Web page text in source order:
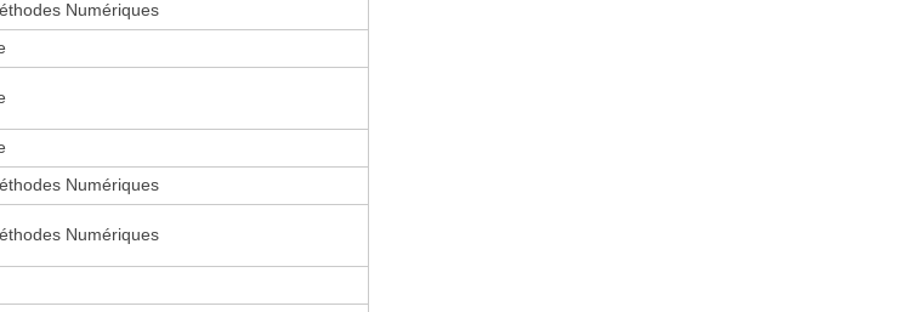
Numériques
Numériques
Numériques